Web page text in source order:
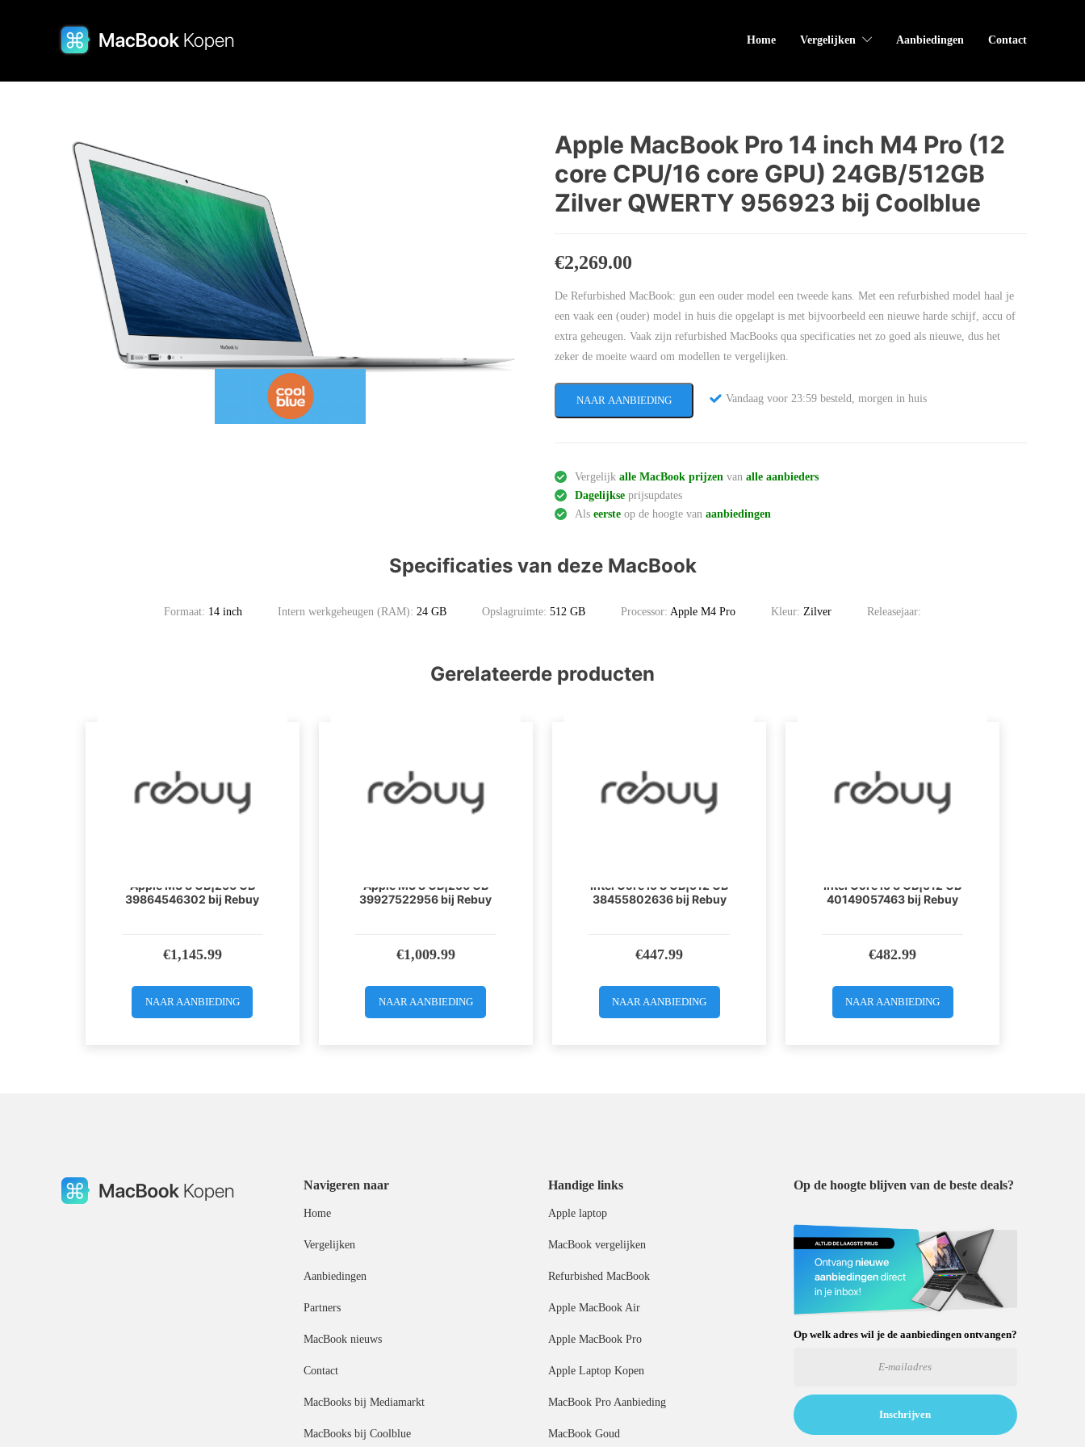
Home Vergelijken Aanbiedingen Contact
Apple MacBook Pro 14 inch M4 Pro (12
core CPU/16 core GPU) 24GB/512GB
Zilver QWERTY 956923 bij Coolblue
€2,269.00
De Refurbished MacBook: gun een ouder model een tweede kans. Met een refurbished model haal je
een vaak een (ouder) model in huis die opgelapt is met bijvoorbeeld een nieuwe harde schijf, accu of
extra geheugen. Vaak zijn refurbished MacBooks qua specificaties net zo goed als nieuwe, dus het
zeker de moeite waard om modellen te vergelijken.
NAAR AANBIEDING Vandaag voor 23:59 besteld, morgen in huis
Vergelijk alle MacBook prijzen van alle aanbieders
Dagelijkse prijsupdates
Als eerste op de hoogte van aanbiedingen
Specificaties van deze MacBook
Formaat: 14 inch Intern werkgeheugen (RAM): 24 GB Opslagruimte: 512 GB Processor: Apple M4 Pro Kleur: Zilver Releasejaar:
Gerelateerde producten
Apple M3 8 GB|256 GB
39864546302 bij Rebuy
€1,145.99
NAAR AANBIEDING
Apple M3 8 GB|256 GB
39927522956 bij Rebuy
€1,009.99
NAAR AANBIEDING
Intel Core i5 8 GB|512 GB
38455802636 bij Rebuy
€447.99
NAAR AANBIEDING
Intel Core i5 8 GB|512 GB
40149057463 bij Rebuy
€482.99
NAAR AANBIEDING
Navigeren naar
Home
Vergelijken
Aanbiedingen
Partners
MacBook nieuws
Contact
MacBooks bij Mediamarkt
MacBooks bij Coolblue
Handige links
Apple laptop
MacBook vergelijken
Refurbished MacBook
Apple MacBook Air
Apple MacBook Pro
Apple Laptop Kopen
MacBook Pro Aanbieding
MacBook Goud
Op de hoogte blijven van de beste deals?
Op welk adres wil je de aanbiedingen ontvangen?